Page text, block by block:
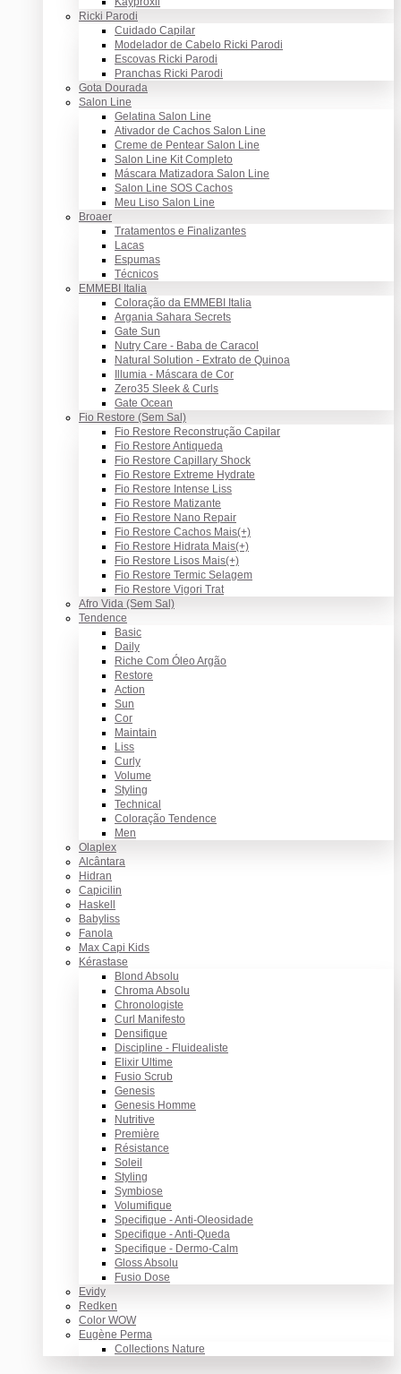
Ricki Parodi
Cuidado Capilar
Modelador de Cabelo Ricki Parodi
Escovas Ricki Parodi
Pranchas Ricki Parodi
Gota Dourada
Salon Line
Gelatina Salon Line
Ativador de Cachos Salon Line
Creme de Pentear Salon Line
Salon Line Kit Completo
Máscara Matizadora Salon Line
Salon Line SOS Cachos
Meu Liso Salon Line
Broaer
Tratamentos e Finalizantes
Lacas
Espumas
Técnicos
EMMEBI Italia
Coloração da EMMEBI Italia
Argania Sahara Secrets
Gate Sun
Nutry Care - Baba de Caracol
Natural Solution - Extrato de Quinoa
Illumia - Máscara de Cor
Zero35 Sleek & Curls
Gate Ocean
Fio Restore (Sem Sal)
Fio Restore Reconstrução Capilar
Fio Restore Antiqueda
Fio Restore Capillary Shock
Fio Restore Extreme Hydrate
Fio Restore Intense Liss
Fio Restore Matizante
Fio Restore Nano Repair
Fio Restore Cachos Mais(+)
Fio Restore Hidrata Mais(+)
Fio Restore Lisos Mais(+)
Fio Restore Termic Selagem
Fio Restore Vigori Trat
Afro Vida (Sem Sal)
Tendence
Basic
Daily
Riche Com Óleo Argão
Restore
Action
Sun
Cor
Maintain
Liss
Curly
Volume
Styling
Technical
Coloração Tendence
Men
Olaplex
Alcântara
Hidran
Capicilin
Haskell
Babyliss
Fanola
Max Capi Kids
Kérastase
Blond Absolu
Chroma Absolu
Chronologiste
Curl Manifesto
Densifique
Discipline - Fluidealiste
Elixir Ultime
Fusio Scrub
Genesis
Genesis Homme
Nutritive
Première
Résistance
Soleil
Styling
Symbiose
Volumifique
Specifique - Anti-Oleosidade
Specifique - Anti-Queda
Specifique - Dermo-Calm
Gloss Absolu
Fusio Dose
Evidy
Redken
Color WOW
Eugène Perma
Collections Nature